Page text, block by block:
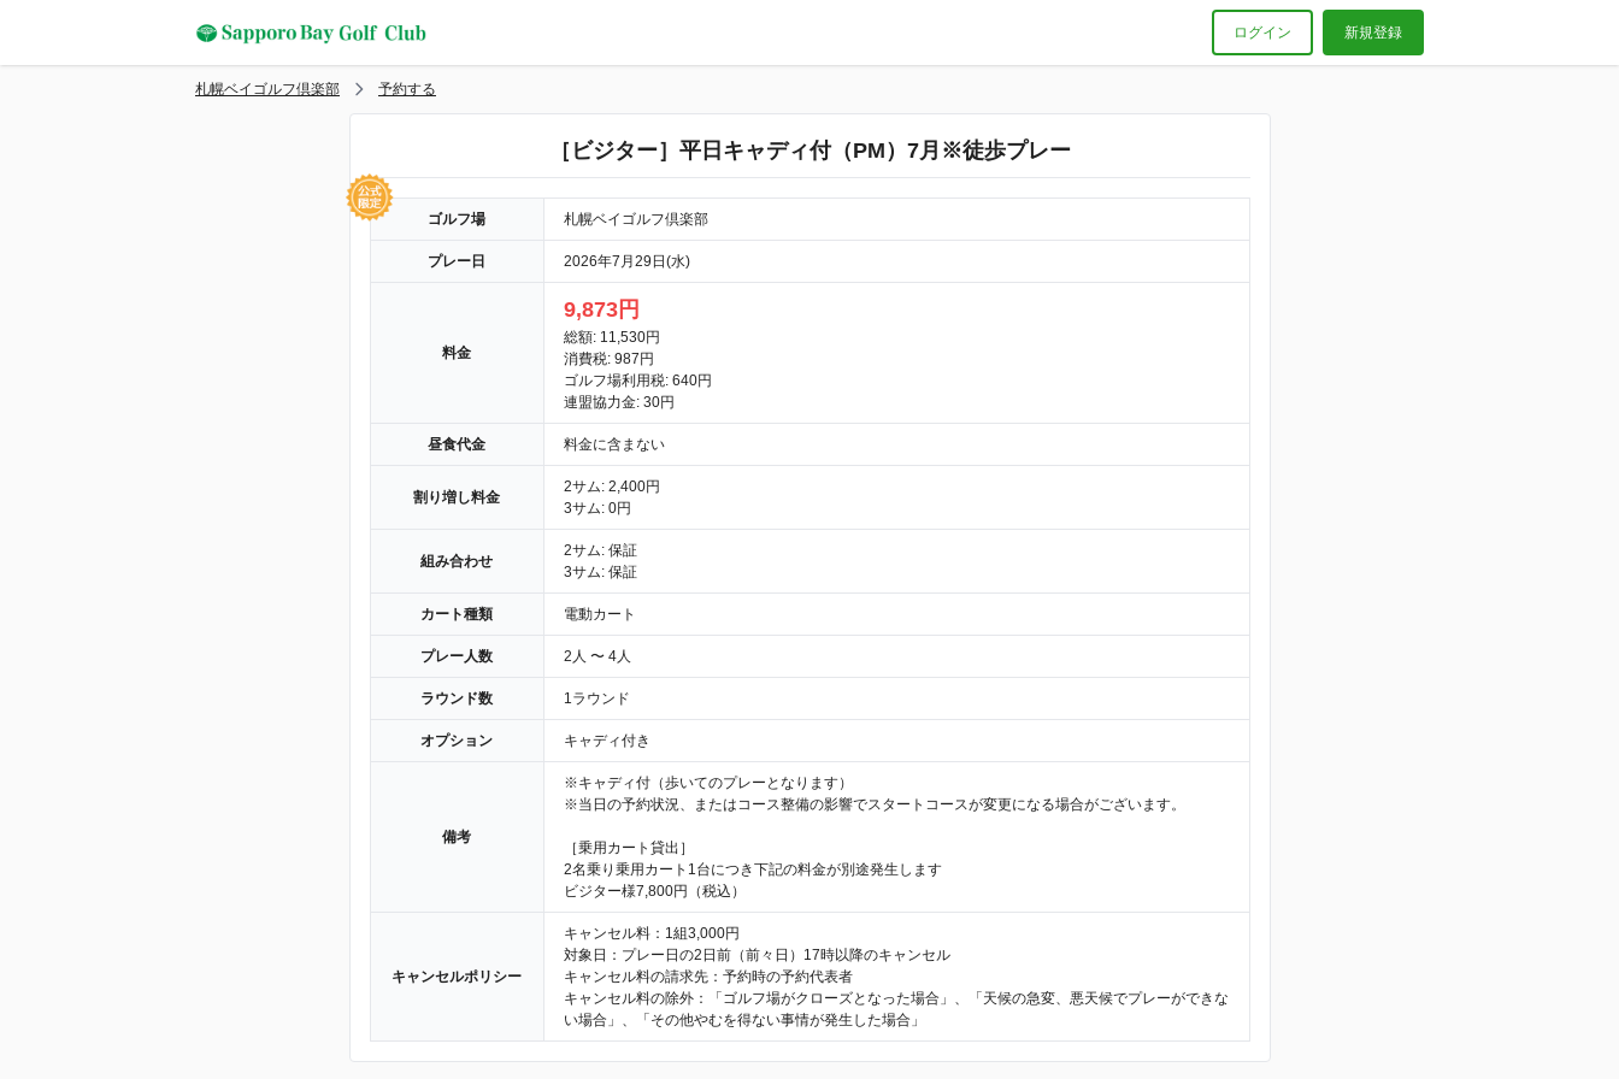
ログイン 新規登録
札幌ベイゴルフ倶楽部 予約する
［ビジター］平日キャディ付（PM）7月※徒歩プレー
ゴルフ場 札幌ベイゴルフ倶楽部
プレー日 2026年7月29日(水)
料金
9,873円
総額: 11,530円
消費税: 987円
ゴルフ場利用税: 640円
連盟協力金: 30円
昼食代金 料金に含まない
割り増し料金
2サム: 2,400円
3サム: 0円
組み合わせ
2サム: 保証
3サム: 保証
カート種類 電動カート
プレー人数 2人 〜 4人
ラウンド数 1ラウンド
オプション キャディ付き
備考
※キャディ付（歩いてのプレーとなります）
※当日の予約状況、またはコース整備の影響でスタートコースが変更になる場合がございます。
［乗用カート貸出］
2名乗り乗用カート1台につき下記の料金が別途発生します
ビジター様7,800円（税込）
キャンセルポリシー
キャンセル料：1組3,000円
対象日：プレー日の2日前（前々日）17時以降のキャンセル
キャンセル料の請求先：予約時の予約代表者
キャンセル料の除外：「ゴルフ場がクローズとなった場合」、「天候の急変、悪天候でプレーができな
い場合」、「その他やむを得ない事情が発生した場合」